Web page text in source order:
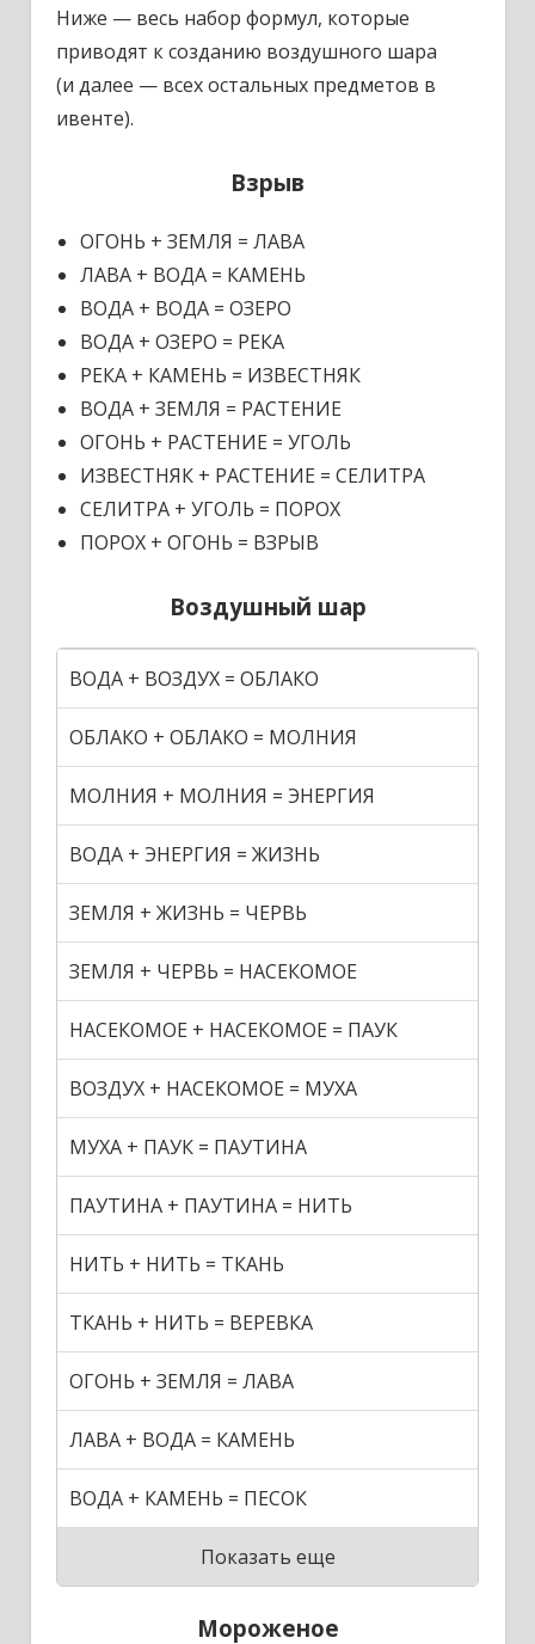
Ниже — весь набор формул, которые
приводят к созданию воздушного шара
(и далее — всех остальных предметов в
ивенте).
Взрыв
ОГОНЬ + ЗЕМЛЯ = ЛАВА
ЛАВА + ВОДА = КАМЕНЬ
ВОДА + ВОДА = ОЗЕРО
ВОДА + ОЗЕРО = РЕКА
РЕКА + КАМЕНЬ = ИЗВЕСТНЯК
ВОДА + ЗЕМЛЯ = РАСТЕНИЕ
ОГОНЬ + РАСТЕНИЕ = УГОЛЬ
ИЗВЕСТНЯК + РАСТЕНИЕ = СЕЛИТРА
СЕЛИТРА + УГОЛЬ = ПОРОХ
ПОРОХ + ОГОНЬ = ВЗРЫВ
Воздушный шар
ВОДА + ВОЗДУХ = ОБЛАКО
ОБЛАКО + ОБЛАКО = МОЛНИЯ
МОЛНИЯ + МОЛНИЯ = ЭНЕРГИЯ
ВОДА + ЭНЕРГИЯ = ЖИЗНЬ
ЗЕМЛЯ + ЖИЗНЬ = ЧЕРВЬ
ЗЕМЛЯ + ЧЕРВЬ = НАСЕКОМОЕ
НАСЕКОМОЕ + НАСЕКОМОЕ = ПАУК
ВОЗДУХ + НАСЕКОМОЕ = МУХА
МУХА + ПАУК = ПАУТИНА
ПАУТИНА + ПАУТИНА = НИТЬ
НИТЬ + НИТЬ = ТКАНЬ
ТКАНЬ + НИТЬ = ВЕРЕВКА
ОГОНЬ + ЗЕМЛЯ = ЛАВА
ЛАВА + ВОДА = КАМЕНЬ
ВОДА + КАМЕНЬ = ПЕСОК
Показать еще
Мороженое